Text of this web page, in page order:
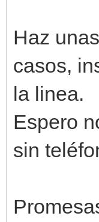
Haz
casos,
la linea.
Espero
sin